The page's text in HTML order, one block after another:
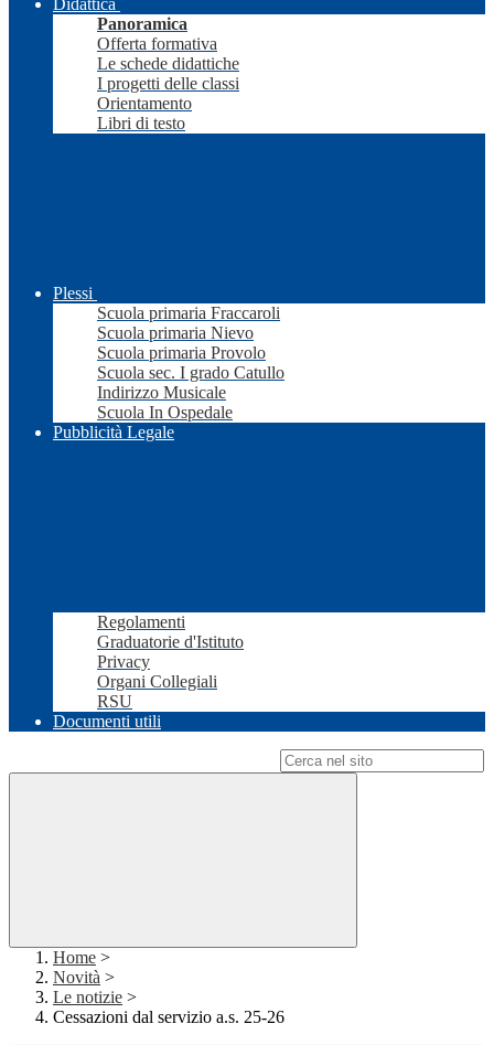
Didattica
Panoramica
Offerta formativa
Le schede didattiche
I progetti delle classi
Orientamento
Libri di testo
Plessi
Scuola primaria Fraccaroli
Scuola primaria Nievo
Scuola primaria Provolo
Scuola sec. I grado Catullo
Indirizzo Musicale
Scuola In Ospedale
Pubblicità Legale
Regolamenti
Graduatorie d'Istituto
Privacy
Organi Collegiali
RSU
Documenti utili
Home >
Novità >
Le notizie >
Cessazioni dal servizio a.s. 25-26